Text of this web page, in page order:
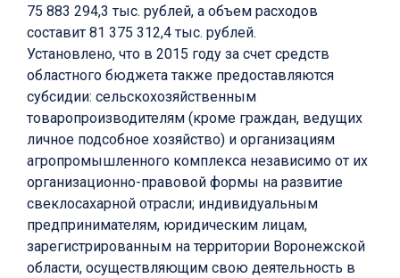
75 883 294,3 тыс. рублей, а объем расходов
составит 81 375 312,4 тыс. рублей.
Установлено, что в 2015 году за счет средств
областного бюджета также предоставляются
субсидии: сельскохозяйственным
товаропроизводителям (кроме граждан, ведущих
личное подсобное хозяйство) и организациям
агропромышленного комплекса независимо от их
организационно-правовой формы на развитие
свеклосахарной отрасли; индивидуальным
предпринимателям, юридическим лицам,
зарегистрированным на территории Воронежской
области, осуществляющим свою деятельность в